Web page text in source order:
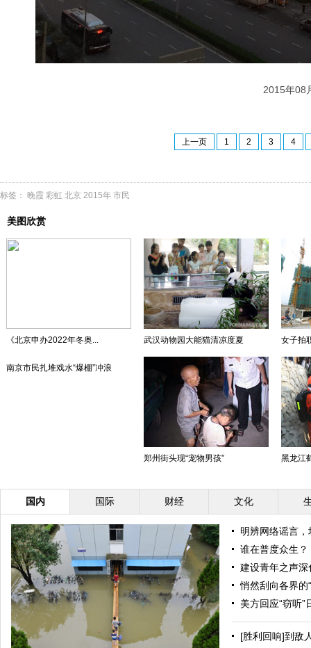
2015年08月
上一页 1 2 3 4
标签： 晚霞 彩虹 北京 2015年 市民
美图欣赏
《北京申办2022年冬奥... 武汉动物园大能猫清凉度夏 女子拍
南京市民扎堆戏水“爆棚”冲浪
郑州街头现“宠物男孩” 黑龙江
国内 国际 财经 文化
明辨网络谣言
谁在普度众生？
建设青年之声深
悄然刮向各界的
美方回应“窃听
[胜利回响]到敌